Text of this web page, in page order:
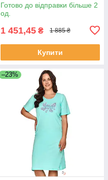
Готово до відправки більше 2
од.
1 451,45 ₴ 1 885 ₴
Купити
–23%